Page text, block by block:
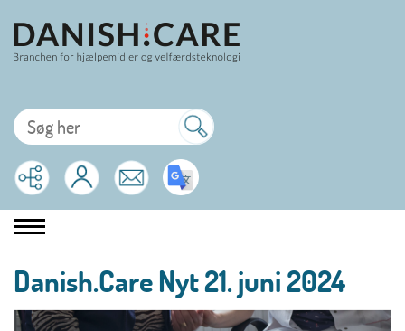
Danish.Care Nyt 21. juni 2024